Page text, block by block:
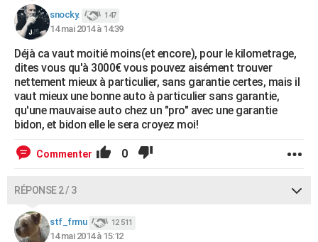
snocky. 147
14 mai 2014 à 14:39
Déjà ca vaut moitié moins(et encore), pour le kilometrage,
dites vous qu'à 3000€ vous pouvez aisément trouver
nettement mieux à particulier, sans garantie certes, mais il
vaut mieux une bonne auto à particulier sans garantie,
qu'une mauvaise auto chez un "pro" avec une garantie
bidon, et bidon elle le sera croyez moi!
Commenter 0
RÉPONSE 2 / 3
stf_frmu 12 511
14 mai 2014 à 15:12